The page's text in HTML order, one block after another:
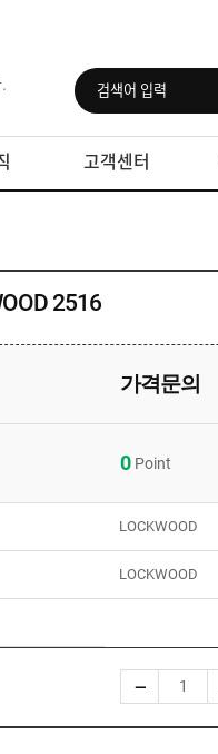
고객센터
2516
가격문의
0 Point
LOCKWOOD
LOCKWOOD